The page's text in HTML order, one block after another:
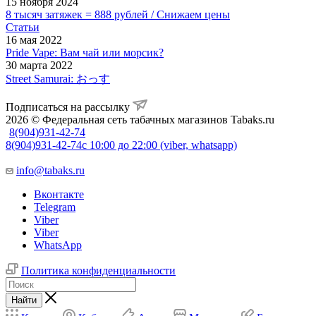
8 тысяч затяжек = 888 рублей / Снижаем цены
Статьи
16 мая 2022
Pride Vape: Вам чай или морсик?
30 марта 2022
Street Samurai: おっす
Подписаться на рассылку
2026 © Федеральная сеть табачных магазинов Tabaks.ru
8(904)931-42-74
8(904)931-42-74с 10:00 до 22:00 (viber, whatsapp)
info@tabaks.ru
Вконтакте
Telegram
Viber
Viber
WhatsApp
Политика конфиденциальности
Найти